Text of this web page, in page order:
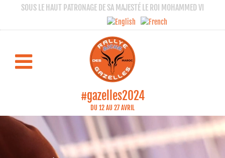
SOUS LE HAUT PATRONAGE DE SA MAJESTÉ LE ROI MOHAMMED VI
#gazelles2024
DU 12 AU 27 AVRIL